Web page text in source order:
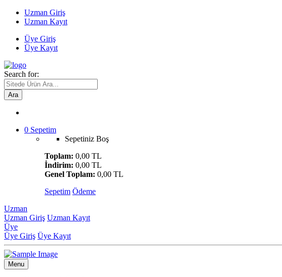
Uzman Giriş
Uzman Kayıt
Üye Giriş
Üye Kayıt
Search for:
Ara
0 Sepetim
Sepetiniz Boş
Toplam: 0,00 TL
İndirim: 0,00 TL
Genel Toplam: 0,00 TL
Sepetim Ödeme
Uzman
Uzman Giriş Uzman Kayıt
Üye
Üye Giriş Üye Kayıt
Menu